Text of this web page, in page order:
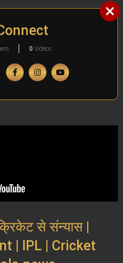
0 Videos
से संन्यास |
| IPL | Cricket